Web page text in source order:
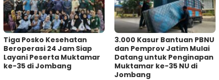
Tiga Posko Kesehatan
Beroperasi 24 Jam Siap
Layani Peserta Muktamar
ke-35 di Jombang
3.000 Kasur Bantuan PBNU
dan Pemprov Jatim Mulai
Datang untuk Penginapan
Muktamar ke-35 NU di
Jombang